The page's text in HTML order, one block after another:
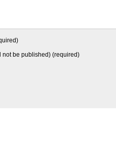
not be published) (required)